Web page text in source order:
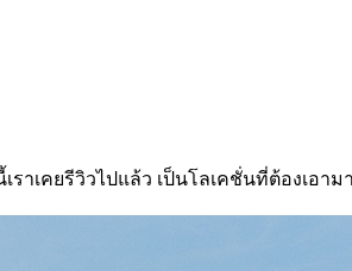
าเคยรีวิวไปแล้ว เป็นโลเคชั่นที่ต้องเอา